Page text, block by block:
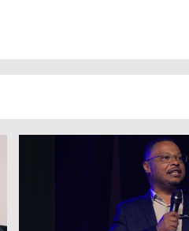
1º Fórum Municipal de